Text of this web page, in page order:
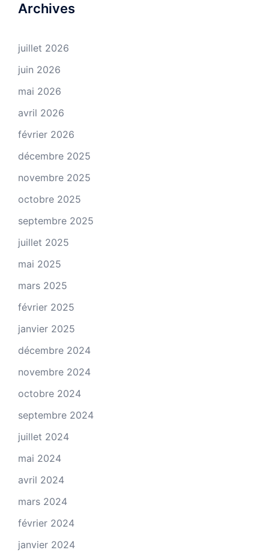
Archives
juillet 2026
juin 2026
mai 2026
avril 2026
février 2026
décembre 2025
novembre 2025
octobre 2025
septembre 2025
juillet 2025
mai 2025
mars 2025
février 2025
janvier 2025
décembre 2024
novembre 2024
octobre 2024
septembre 2024
juillet 2024
mai 2024
avril 2024
mars 2024
février 2024
janvier 2024